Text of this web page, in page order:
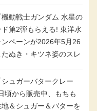
動戦士ガンダム 水星の
第2弾もらえる! 東洋水
ペーンが2026年5月26
ぬき・キツネ姿のスレ
が全6種のクリアスタ
ュガーバタークレー
頃から販売中、もちも
＆シュガー＆バターを